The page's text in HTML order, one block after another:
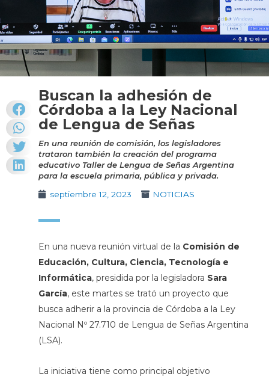
Buscan la adhesión de
Córdoba a la Ley Nacional
de Lengua de Señas
En una reunión de comisión, los legisladores
trataron también la creación del programa
educativo Taller de Lengua de Señas Argentina
para la escuela primaria, pública y privada.
septiembre 12, 2023
NOTICIAS
En una nueva reunión virtual de la Comisión de
Educación, Cultura, Ciencia, Tecnología e
Informática, presidida por la legisladora Sara
García, este martes se trató un proyecto que
busca adherir a la provincia de Córdoba a la Ley
Nacional Nº 27.710 de Lengua de Señas Argentina
(LSA).
La iniciativa tiene como principal objetivo